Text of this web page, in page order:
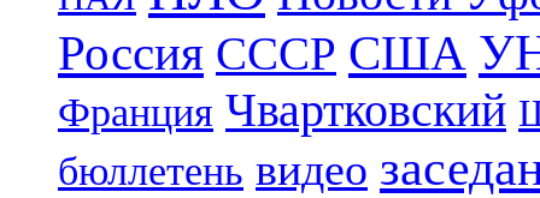
Россия СССР США
Франция Чвартковский
бюллетень видео